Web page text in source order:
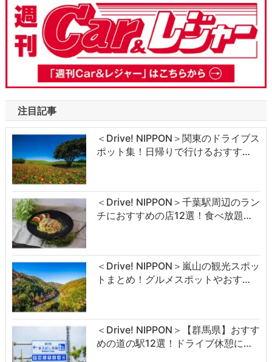
注目記事
＜Drive! NIPPON＞関東のドライブス
ポット集！日帰りで行けるおすす…
＜Drive! NIPPON＞千葉駅周辺のラン
チにおすすめの店12選！食べ放題…
＜Drive! NIPPON＞嵐山の観光スポッ
トまとめ！グルメスポットやおす…
＜Drive! NIPPON＞【群馬県】おすす
めの道の駅12選！ドライブ休憩に…